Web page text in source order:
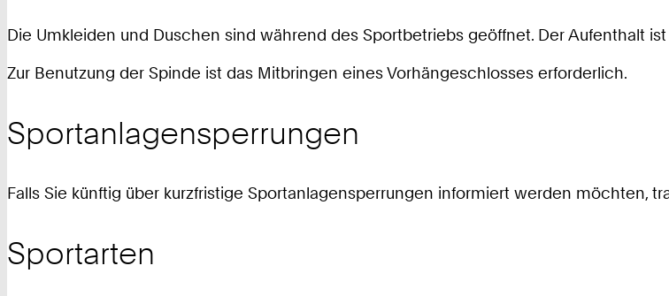
Die Umkleiden und Duschen sind während des Sportbetriebs geöffnet. Der Aufenthalt
Zur Benutzung der Spinde ist das Mitbringen eines Vorhängeschlosses erforderlich.
Sportanlagensperrungen
Falls Sie künftig über kurzfristige Sportanlagensperrungen informiert werden möchten,
Sportarten